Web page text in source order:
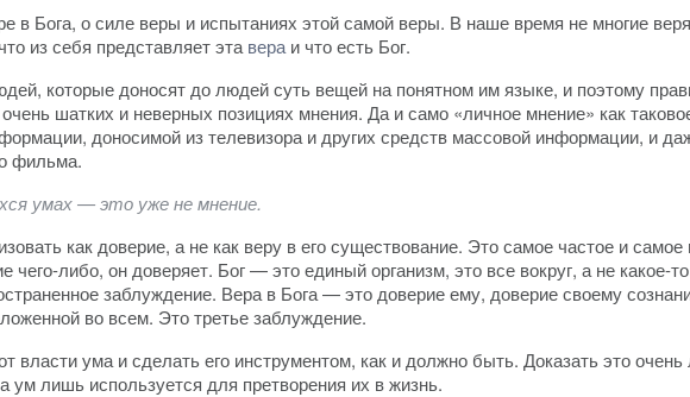
в Бога, о силе веры и испытаниях этой самой веры. В наше время не многие
из себя представляет эта вера и что есть Бог.
которые доносят до людей суть вещей на понятном им языке, и поэтому
шатких и неверных позициях мнения. Да и само «личное мнение» как
доносимой из телевизора и других средств массовой информации, и
фильма.
умах — это уже не мнение.
как доверие, а не как веру в его существование. Это самое частое и
либо, он доверяет. Бог — это единый организм, это все вокруг, а не какое-
заблуждение. Вера в Бога — это доверие ему, доверие своему
во всем. Это третье заблуждение.
власти ума и сделать его инструментом, как и должно быть. Доказать это
ум лишь используется для претворения их в жизнь.